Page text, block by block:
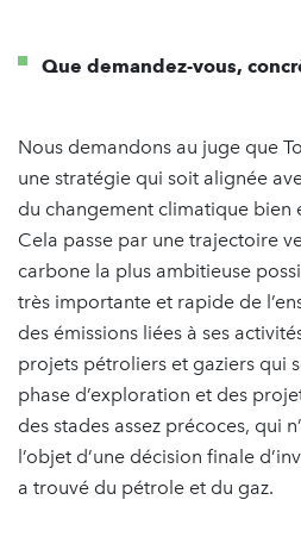
Que demandez-vous,
Nous demandons au juge que
une stratégie qui soit alignée
du changement climatique bien
Cela passe par une trajectoire
carbone la plus ambitieuse
très importante et rapide de
des émissions liées à ses
projets pétroliers et gaziers qui
phase d’exploration et des
des stades assez précoces, qui
l’objet d’une décision finale
a trouvé du pétrole et du gaz.